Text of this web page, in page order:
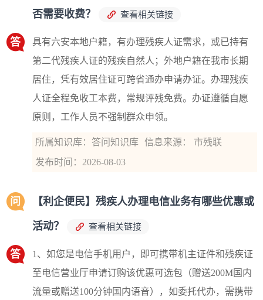
否需要收费？ 查看相关链接
答
具有六安本地户籍，有办理残疾人证需求，或已持有
第二代残疾人证的残疾自然人；外地户籍在我市长期
居住，凭有效居住证可跨省通办申请办证。办理残疾
人证全程免收工本费，常规评残免费。办证遵循自愿
原则，工作人员不强制群众申领。
所属知识库：答问知识库 信息来源： 市残联
发布时间：2026-08-03
问 【利企便民】残疾人办理电信业务有哪些优惠或
活动？ 查看相关链接
答
1、如您是电信手机用户，即可携带机主证件和残疾证
至电信营业厅申请订购该优惠可选包（赠送200M国内
流量或赠送100分钟国内语音），如委托代办，需携带